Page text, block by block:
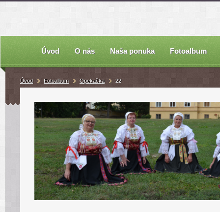
Úvod O nás Naša ponuka Fotoalbum
Úvod Fotoalbum Opekačka 22